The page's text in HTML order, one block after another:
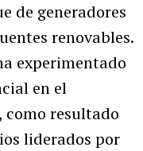
de generadores
renovables.
experimentado
en el
como resultado
liderados por